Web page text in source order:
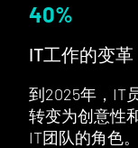
40%
IT工作的变革
到2025年，IT
转变为创意性
IT团队的角色。